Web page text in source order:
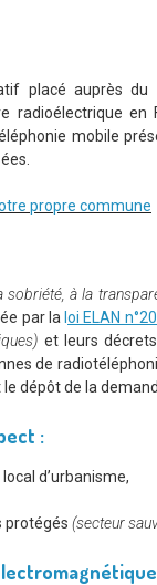
placé auprès
radioélectrique en
mobile
propre commune
sobriété, à la
par la oi ELAN
et leurs
de
dépôt de la
:
d’urbanisme,
protégés (secteur